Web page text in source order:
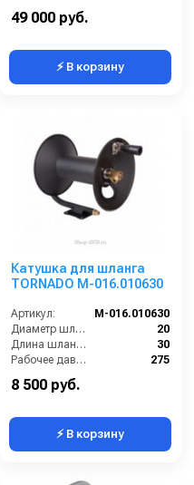
49 000 руб.
⚡ В корзину
Катушка для шланга
TORNADO M-016.010630
Артикул:
M-016.010630
Диаметр шланга (⌀) мм::
20
Длина шланга (м):
30
Рабочее давление (бар):
275
8 500 руб.
⚡ В корзину